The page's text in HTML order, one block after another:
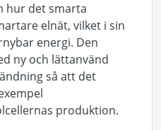
hur det smarta
elnät, vilket i sin
energi. Den
ny och lättanvänd
så att det
produktion.